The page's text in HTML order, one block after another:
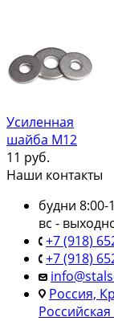
Усиленная
шайба М12
11 руб.
Наши контакты
будни 8:00-
вс -
+7 (918)
+7 (918)
Россия,